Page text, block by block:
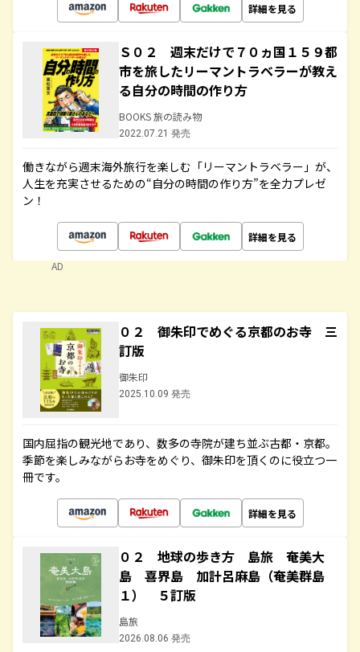
詳細を見る
Ｓ０２ 週末だけで７０ヵ国１５９都
市を旅したリーマントラベラーが教え
る自分の時間の作り方
BOOKS 旅の読み物
2022.07.21 発売
働きながら週末海外旅行を楽しむ「リーマントラベラー」が、
人生を充実させるための“自分の時間の作り方”を全力プレゼ
ン！
詳細を見る
AD
０２ 御朱印でめぐる京都のお寺 三
訂版
御朱印
2025.10.09 発売
国内屈指の観光地であり、数多の寺院が建ち並ぶ古都・京都。
季節を楽しみながらお寺をめぐり、御朱印を頂くのに役立つ一
冊です。
詳細を見る
０２ 地球の歩き方 島旅 奄美大
島 喜界島 加計呂麻島（奄美群島
１） ５訂版
島旅
2026.08.06 発売